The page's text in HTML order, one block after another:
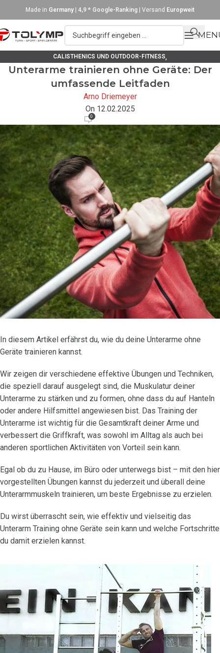
Made in Germany 4,9 * Google-Ranking | Versand Europweit
CALISTHENICS UND OUTDOOR-FITNESS,
TIPPS UND TRICKS / UNSER RATGEBER, TRAININGSANLEITUNGEN
Unterarme trainieren ohne Geräte: Der
umfassende Leitfaden
Arno Driemeyer
On 12.02.2025
0
In diesem Artikel erfährst du, wie du deine Unterarme ohne
Geräte trainieren kannst.
Wir zeigen dir verschiedene effektive Übungen und Techniken,
die speziell darauf ausgelegt sind, die Muskulatur deiner
Unterarme zu stärken und zu formen, ohne dass du auf Hanteln
oder andere Hilfsmittel angewiesen bist. Das Training der
Unterarme ist wichtig für die Gesamtkraft deiner Arme und
verbessert die Griffkraft, was sowohl im Alltag als auch bei
anderen sportlichen Aktivitäten von Vorteil sein kann.
Egal ob du zu Hause, im Büro oder unterwegs bist – mit den hier
vorgestellten Übungen kannst du jederzeit und überall deine
Unterarmmuskeln trainieren, um beste Ergebnisse zu erzielen.
Du wirst überrascht sein, wie effektiv und vielseitig das
Unterarm Training ohne Geräte sein kann und welche Fortschritte
du damit erzielen kannst.